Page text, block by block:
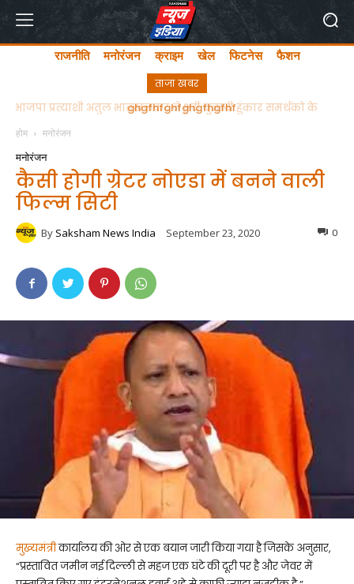
राजनीति मनोरंजन क्राइम खेल फिटनेस फैशन
ताजा खबर
ghgfhfghfghgfhgfhf
होम मनोरंजन
मनोरंजन
कैसी होगी ग्रेटर नोएडा में बनने वाली
फिल्म सिटी
By Saksham News India September 23, 2020 0
मुख्यमंत्रीकार्यालय की ओर से एक बयान जारी किया गया है जिसके अनुसार,
“प्रस्तावित जमीन नई दिल्ली से महज एक घंटे की दूरी पर है और जेवर में